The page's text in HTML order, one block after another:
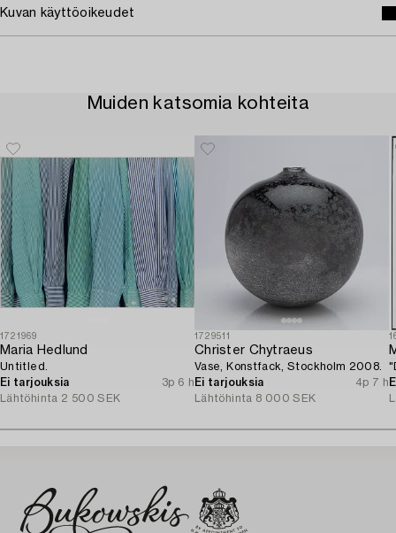
Kuvan käyttöoikeudet
Muiden katsomia kohteita
1721969
Maria Hedlund
Untitled.
Ei tarjouksia
3p 6 h
Lähtöhinta 2 500 SEK
1729511
Christer Chytraeus
Vase, Konstfack, Stockholm 2008.
Ei tarjouksia
4p 7 h
Lähtöhinta 8 000 SEK